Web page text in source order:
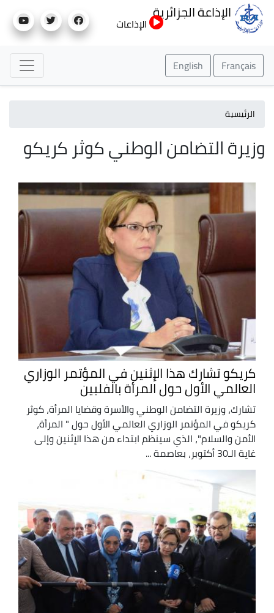
إلى
الإذاعة الجزائرية
الإذاعات
Français
English
الرئيسية
وزيرة التضامن الوطني كوثر كريكو
كريكو تشارك هذا الإثنين في المؤتمر الوزاري
العالمي الأول حول المرأة بالفلبين
تشارك، وزيرة التضامن الوطني والأسرة وقضايا المرأة، كوثر
كريكو في المؤتمر الوزاري العالمي الأول حول " المرأة،
الأمن والسلام"، الذي سينظم ابتداء من هذا الإثنين وإلى
غاية الـ30 أكتوبر، بعاصمة ...